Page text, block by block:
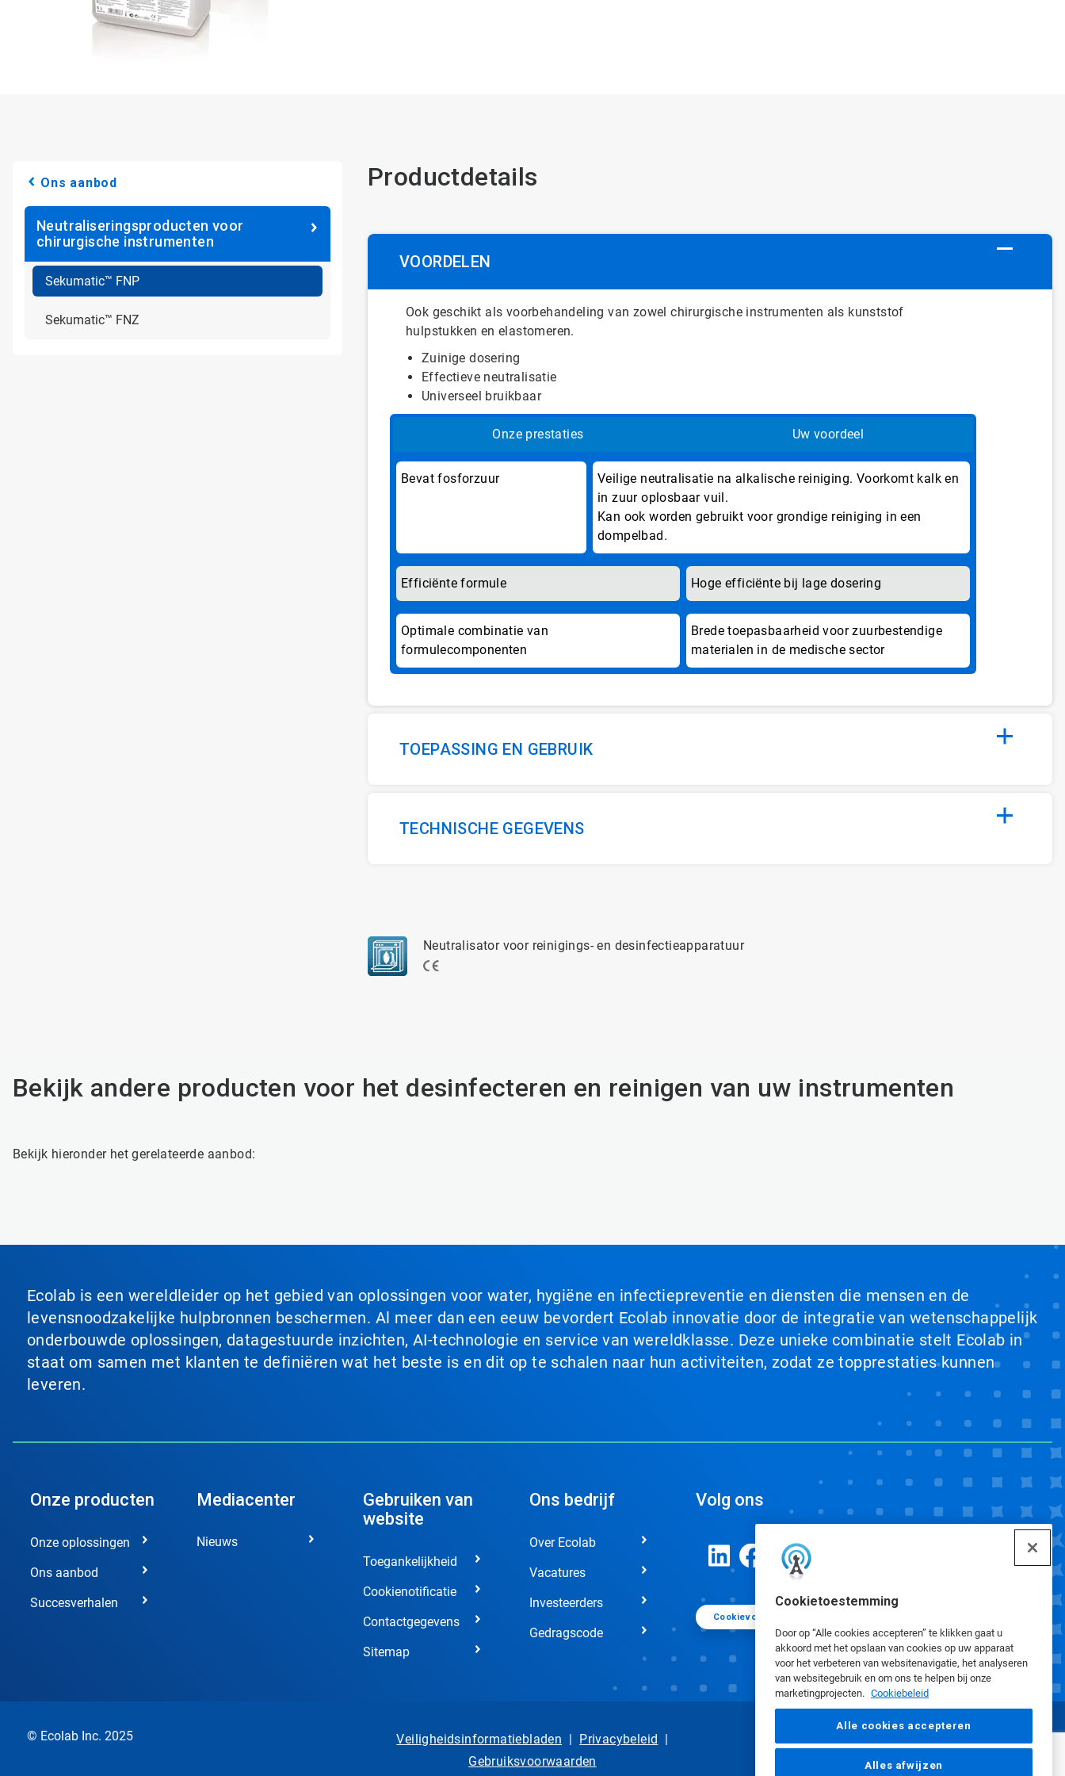
Cookietoestemming
Door op “Alle cookies accepteren” te klikken gaat u
akkoord met het opslaan van cookies op uw apparaat
voor het verbeteren van websitenavigatie, het analyseren
van websitegebruik en om ons te helpen bij onze
marketingprojecten. Cookiebeleid
Alle cookies accepteren
Alles afwijzen
Ons aanbod
Neutraliseringsproducten voor
chirurgische instrumenten
Sekumatic™ FNP
Sekumatic™ FNZ
Productdetails
VOORDELEN
Ook geschikt als voorbehandeling van zowel chirurgische instrumenten als kunststof
hulpstukken en elastomeren.
Zuinige dosering
Effectieve neutralisatie
Universeel bruikbaar
Onze prestaties Uw voordeel
Bevat fosforzuur
Veilige neutralisatie na alkalische reiniging. Voorkomt kalk en
in zuur oplosbaar vuil.
Kan ook worden gebruikt voor grondige reiniging in een
dompelbad.
Efficiënte formule Hoge efficiënte bij lage dosering
Optimale combinatie van
formulecomponenten
Brede toepasbaarheid voor zuurbestendige
materialen in de medische sector
TOEPASSING EN GEBRUIK
TECHNISCHE GEGEVENS
Neutralisator voor reinigings- en desinfectieapparatuur
Bekijk andere producten voor het desinfecteren en reinigen van uw instrumenten
Bekijk hieronder het gerelateerde aanbod:
Ecolab is een wereldleider op het gebied van oplossingen voor water, hygiëne en infectiepreventie en diensten die mensen en de
levensnoodzakelijke hulpbronnen beschermen. Al meer dan een eeuw bevordert Ecolab innovatie door de integratie van wetenschappelijk
onderbouwde oplossingen, datagestuurde inzichten, AI-technologie en service van wereldklasse. Deze unieke combinatie stelt Ecolab in
staat om samen met klanten te definiëren wat het beste is en dit op te schalen naar hun activiteiten, zodat ze topprestaties kunnen
leveren.
Onze producten
Onze oplossingen
Ons aanbod
Succesverhalen
Mediacenter
Nieuws
Gebruiken van
website
Toegankelijkheid
Cookienotificatie
Contactgegevens
Sitemap
Ons bedrijf
Over Ecolab
Vacatures
Investeerders
Gedragscode
Volg ons
Cookievoorkeuren
© Ecolab Inc. 2025 Veiligheidsinformatiebladen | Privacybeleid |
Gebruiksvoorwaarden